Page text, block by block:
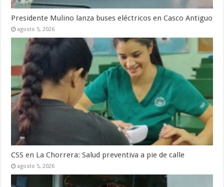
Presidente Mulino lanza buses eléctricos en Casco Antiguo
agosto 5, 2026
CSS en La Chorrera: Salud preventiva a pie de calle
agosto 5, 2026